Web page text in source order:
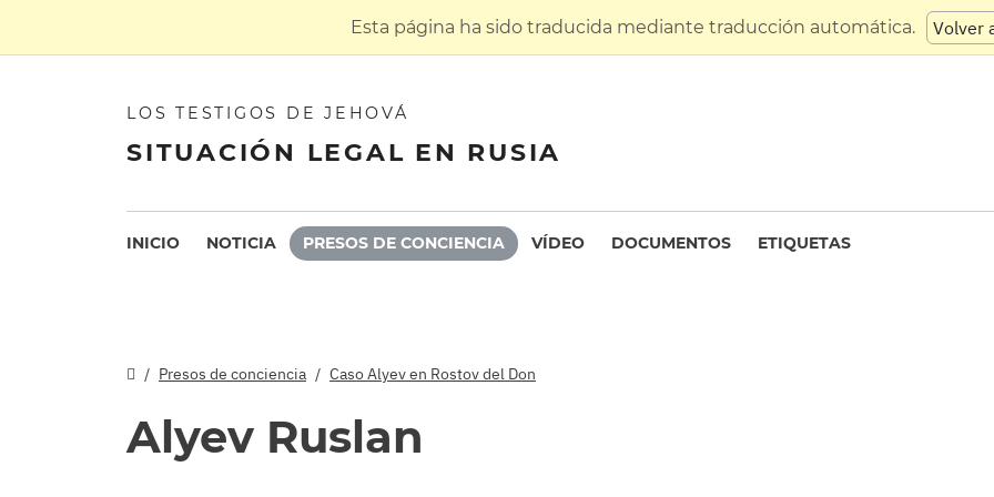
Esta página ha sido traducida mediante traducción automática. Volver
LOS TESTIGOS DE JEHOVÁ
SITUACIÓN LEGAL EN RUSIA
INICIO NOTICIA PRESOS DE CONCIENCIA VÍDEO DOCUMENTOS ETIQUETAS
Presos de conciencia Caso Alyev en Rostov del Don
Alyev Ruslan